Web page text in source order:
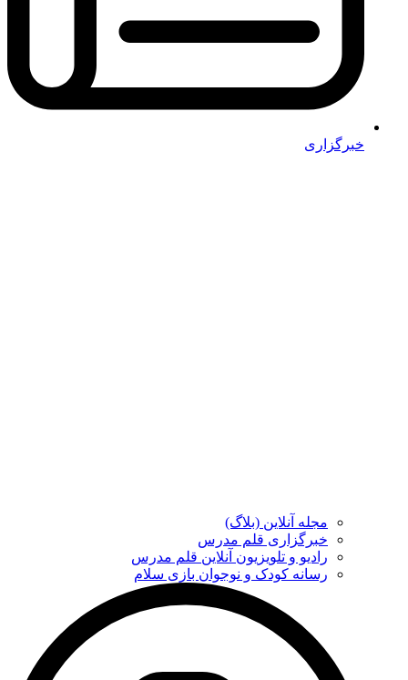
خبرگزاری
مجله آنلاین (بلاگ)
خبرگزاری قلم مدرس
رادیو و تلویزیون آنلاین قلم مدرس
رسانه کودک و نوجوان بازی سلام